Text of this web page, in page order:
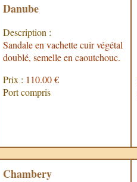
Danube
Description :
Sandale en vachette cuir végétal
doublé, semelle en caoutchouc.
Prix : 110.00 €
Port compris
Chambery